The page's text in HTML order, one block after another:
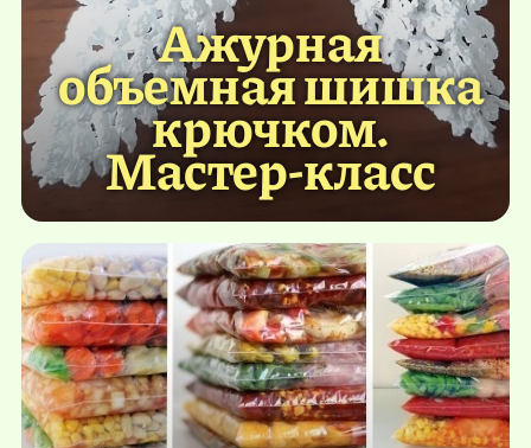
Ажурная
объемная шишка
крючком.
Мастер-класс